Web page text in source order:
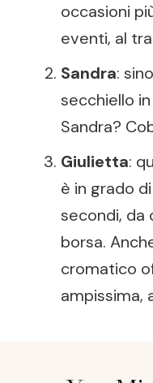
occasioni
eventi, al
Sandra:
secchiello
Sandra?
Giulietta:
è in grado
secondi, da
borsa.
cromatico
ampissima,